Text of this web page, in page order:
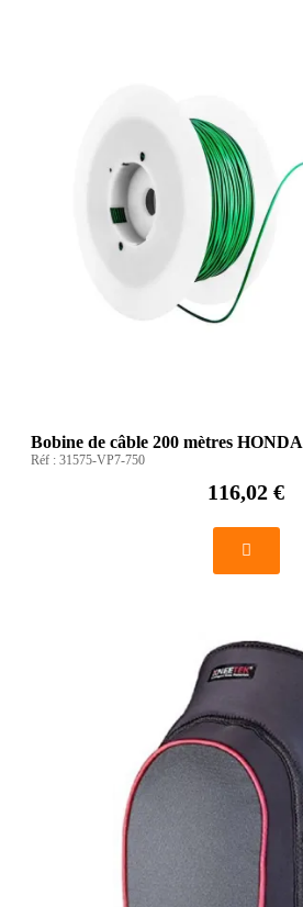
Bobine de câble 200 mètres HONDA
Réf : 31575-VP7-750
116,02 €